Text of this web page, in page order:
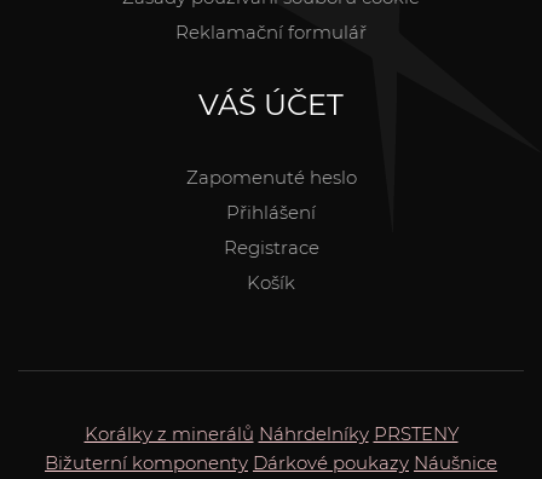
Reklamační formulář
VÁŠ ÚČET
Zapomenuté heslo
Přihlášení
Registrace
Košík
Korálky z minerálů Náhrdelníky PRSTENY
Bižuterní komponenty Dárkové poukazy Náušnice